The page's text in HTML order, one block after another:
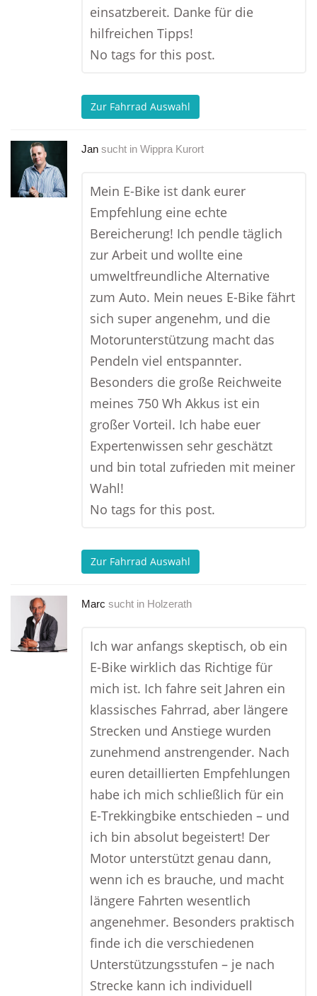
einsatzbereit. Danke für die
hilfreichen Tipps!
No tags for this post.
Zur Fahrrad Auswahl
Jan sucht in Wippra Kurort
Mein E-Bike ist dank eurer
Empfehlung eine echte
Bereicherung! Ich pendle täglich
zur Arbeit und wollte eine
umweltfreundliche Alternative
zum Auto. Mein neues E-Bike fährt
sich super angenehm, und die
Motorunterstützung macht das
Pendeln viel entspannter.
Besonders die große Reichweite
meines 750 Wh Akkus ist ein
großer Vorteil. Ich habe euer
Expertenwissen sehr geschätzt
und bin total zufrieden mit meiner
Wahl!
No tags for this post.
Zur Fahrrad Auswahl
Marc sucht in Holzerath
Ich war anfangs skeptisch, ob ein
E-Bike wirklich das Richtige für
mich ist. Ich fahre seit Jahren ein
klassisches Fahrrad, aber längere
Strecken und Anstiege wurden
zunehmend anstrengender. Nach
euren detaillierten Empfehlungen
habe ich mich schließlich für ein
E-Trekkingbike entschieden – und
ich bin absolut begeistert! Der
Motor unterstützt genau dann,
wenn ich es brauche, und macht
längere Fahrten wesentlich
angenehmer. Besonders praktisch
finde ich die verschiedenen
Unterstützungsstufen – je nach
Strecke kann ich individuell